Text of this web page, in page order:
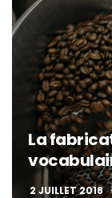
La
2 JUILLET 2018